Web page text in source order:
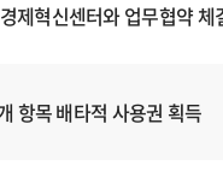
제혁신센터와 업무협약 체
항목 배타적 사용권 획득